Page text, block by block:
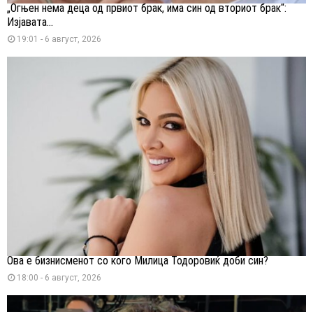
„Огњен нема деца од првиот брак, има син од вториот брак“:
Изјавата...
19:01 - 6 август, 2026
Ова е бизнисменот со кого Милица Тодоровиќ доби син?
18:00 - 6 август, 2026